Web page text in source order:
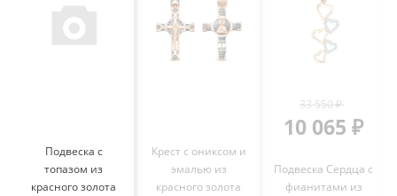
Подвеска с
топазом из
красного золота
Крест с ониксом и
эмалью из
красного золота
33 550 ₽
10 065 ₽
Подвеска Сердца с
фианитами из